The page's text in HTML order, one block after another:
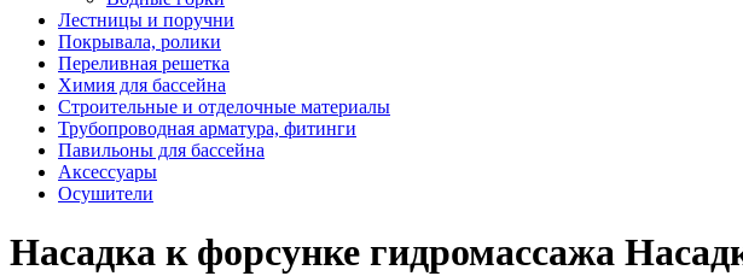
Лестницы и поручни
Покрывала, ролики
Переливная решетка
Химия для бассейна
Строительные и отделочные материалы
Трубопроводная арматура, фитинги
Павильоны для бассейна
Аксессуары
Осушители
Насадка к форсунке гидромассажа